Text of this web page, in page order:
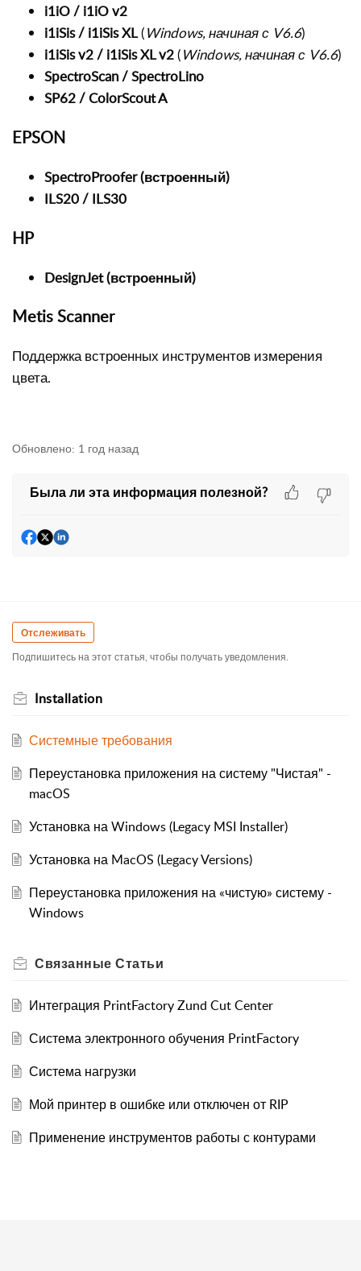
i1iO / i1iO v2
i1iSis / i1iSis XL(Windows, начиная с V6.6)
i1iSis v2 / i1iSis XL v2(Windows, начиная с V6.6)
SpectroScan / SpectroLino
SP62 / ColorScout A
EPSON
SpectroProofer (встроенный)
ILS20 / ILS30
HP
DesignJet (встроенный)
Metis Scanner
Поддержка встроенных инструментов измерения
цвета.
Обновлено: 1 год назад
Была ли эта информация полезной?
Отслеживать
Подпишитесь на этот статья, чтобы получать уведомления.
Installation
Системные требования
Переустановка приложения на систему "Чистая" -
macOS
Установка на Windows (Legacy MSI Installer)
Установка на MacOS (Legacy Versions)
Переустановка приложения на «чистую» систему -
Windows
Связанные Статьи
Интеграция PrintFactory Zund Cut Center
Система электронного обучения PrintFactory
Система нагрузки
Мой принтер в ошибке или отключен от RIP
Применение инструментов работы с контурами